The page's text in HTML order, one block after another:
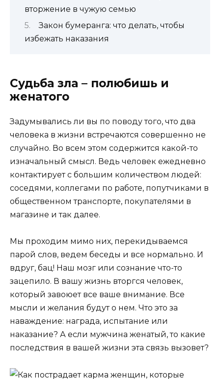
вторжение в чужую семью
Закон бумеранга: что делать, чтобы
избежать наказания
Судьба зла – полюбишь и
женатого
Задумывались ли вы по поводу того, что два
человека в жизни встречаются совершенно не
случайно. Во всем этом содержится какой-то
изначальный смысл. Ведь человек ежедневно
контактирует с большим количеством людей:
соседями, коллегами по работе, попутчиками в
общественном транспорте, покупателями в
магазине и так далее.
Мы проходим мимо них, перекидываемся
парой слов, ведем беседы и все нормально. И
вдруг, бац! Наш мозг или сознание что-то
зацепило. В вашу жизнь вторгся человек,
который завоюет все ваше внимание. Все
мысли и желания будут о нем. Что это за
наваждение: награда, испытание или
наказание? А если мужчина женатый, то какие
последствия в вашей жизни эта связь вызовет?